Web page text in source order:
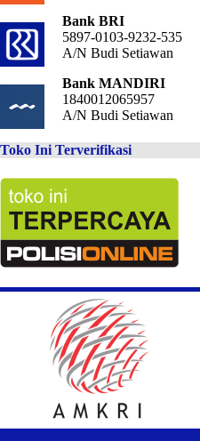
Bank BRI
5897-0103-9232-535
A/N Budi Setiawan
Bank MANDIRI
1840012065957
A/N Budi Setiawan
Toko Ini Terverifikasi